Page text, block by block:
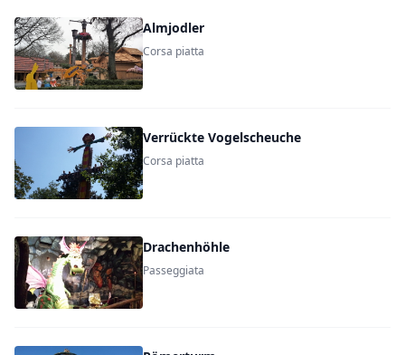
Almjodler
Corsa piatta
Verrückte Vogelscheuche
Corsa piatta
Drachenhöhle
Passeggiata